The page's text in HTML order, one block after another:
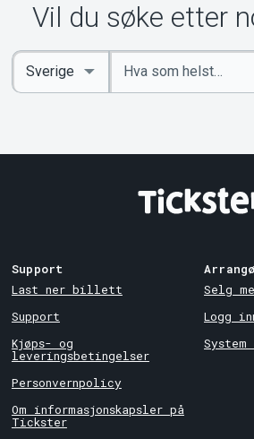
Vil du søke etter
Angi
nøkkelord
Select
Country
Support
Last ner billett
Support
Kjøps- og
leveringsbetingelser
Personvernpolicy
Om informasjonskapsler på
Tickster
Selg
Logg
System